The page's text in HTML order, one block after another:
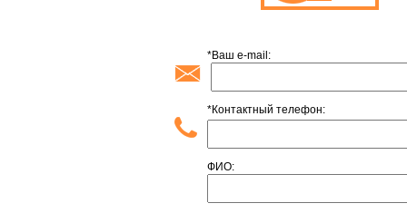
*Ваш e-mail:
*Контактный телефон:
ФИО: